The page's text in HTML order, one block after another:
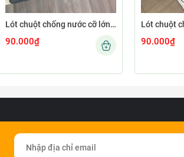
Lót chuột chống nước cỡ lớn 80x30cm dày 3mm ASTRO-01-80X30
90.000₫ 90.000₫